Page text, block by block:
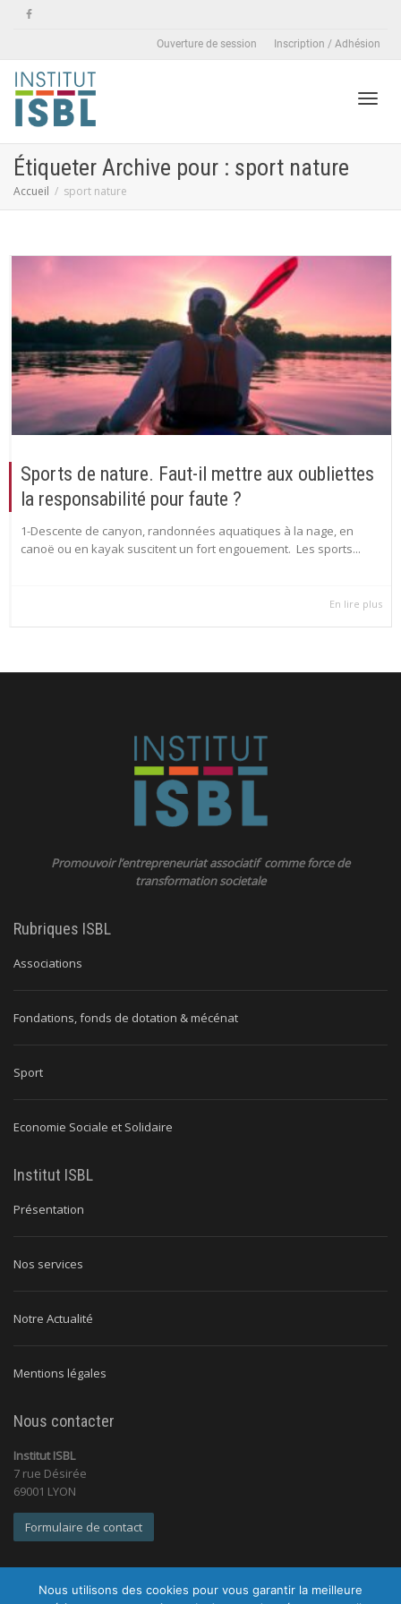
Ouverture de session Inscription / Adhésion
Étiqueter Archive pour : sport nature
Accueil sport nature
Sports de nature. Faut-il mettre aux oubliettes
la responsabilité pour faute ?
1-Descente de canyon, randonnées aquatiques à la nage, en
canoë ou en kayak suscitent un fort engouement. Les sports...
En lire plus
Promouvoir l’entrepreneuriat associatif comme force de
transformation societale
Rubriques ISBL
Associations
Fondations, fonds de dotation & mécénat
Sport
Economie Sociale et Solidaire
Institut ISBL
Présentation
Nos services
Notre Actualité
Mentions légales
Nous contacter
Institut ISBL
7 rue Désirée
69001 LYON
Formulaire de contact
Nous utilisons des cookies pour vous garantir la meilleure